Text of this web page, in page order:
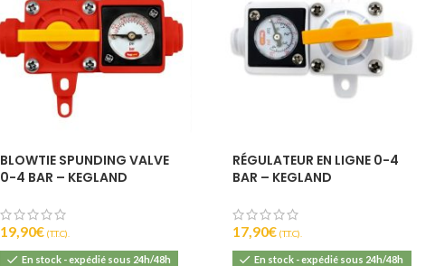
BLOWTIE SPUNDING VALVE
0-4 BAR – KEGLAND
19,90€(T.T.C).
En stock - expédié sous 24h/48h
RÉGULATEUR EN LIGNE 0-4
BAR – KEGLAND
17,90€ (T.T.C).
En stock - expédié sous 24h/48h